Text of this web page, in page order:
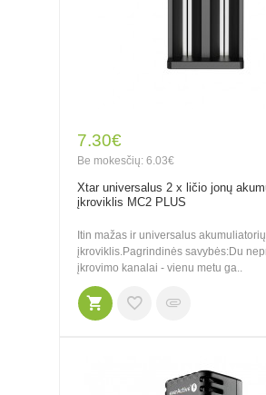
7.30€
Be mokesčių: 6.03€
Xtar universalus 2 x ličio jonų
įkroviklis MC2 PLUS
Itin mažas ir universalus akumuliatorių
įkroviklis.Pagrindinės savybės:Du
įkrovimo kanalai - vienu metu ga..